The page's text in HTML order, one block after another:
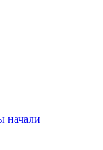
начали